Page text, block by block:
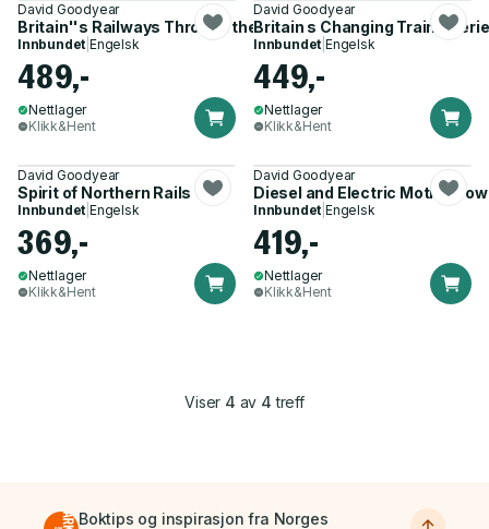
David Goodyear
Britain''s Railways Through the Seasons
Innbundet |Engelsk
489,-
Nettlager
Klikk&Hent
David Goodyear
Britain s Changing Train
Innbundet |Engelsk
449,-
Nettlager
Klikk&Hent
David Goodyear
Spirit of Northern Rails
Innbundet |Engelsk
369,-
Nettlager
Klikk&Hent
David Goodyear
Diesel and Electric Motive
Innbundet |Engelsk
419,-
Nettlager
Klikk&Hent
Viser 4 av 4 treff
Boktips og inspirasjon fra Norges